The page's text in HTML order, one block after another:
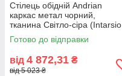
Стілець обідній Andrian
каркас метал чорний,
тканина Світло-сіра (Intarsio
TM)
Готово до відправки
від 4 872,31 ₴
від 5 023 ₴